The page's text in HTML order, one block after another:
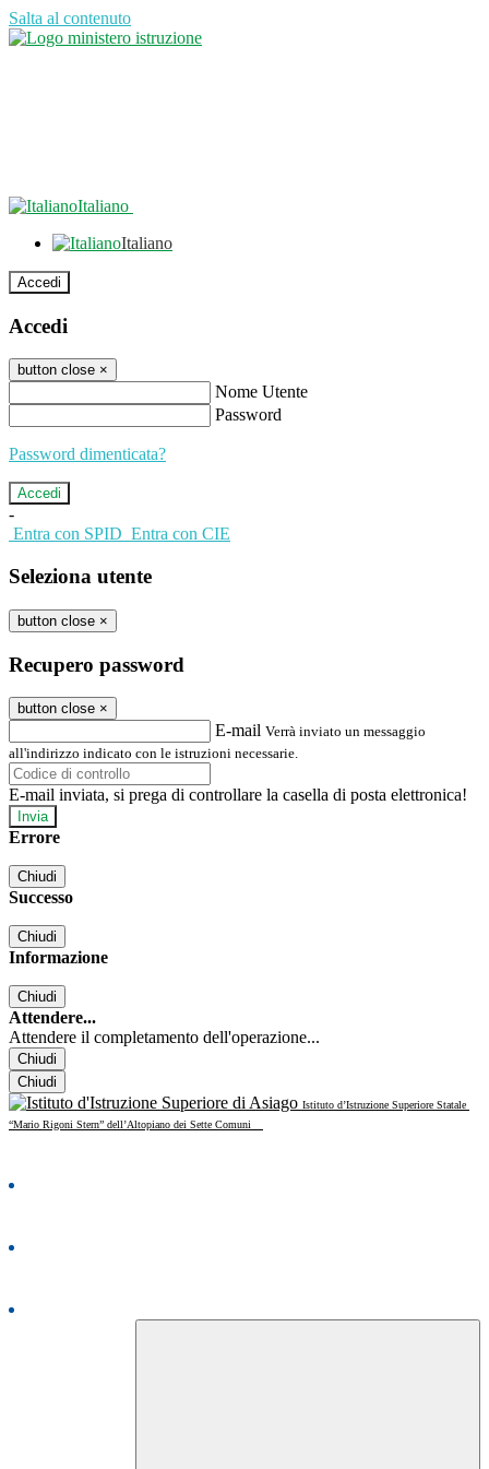
Salta al contenuto
Italiano
Italiano
Accedi
Accedi
button close ×
Nome Utente
Password
Password dimenticata?
-
Entra con SPID Entra con CIE
Seleziona utente
button close ×
Recupero password
button close ×
E-mail Verrà inviato un messaggio
all'indirizzo indicato con le istruzioni necessarie.
E-mail inviata, si prega di controllare la casella di posta elettronica!
Errore
Chiudi
Successo
Chiudi
Informazione
Chiudi
Attendere...
Attendere il completamento dell'operazione...
Chiudi
Chiudi
Istituto d’Istruzione Superiore Statale
“Mario Rigoni Stern” dell’Altopiano dei Sette Comuni